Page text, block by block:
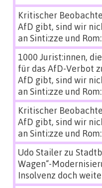
Kritischer
AfD gibt, sind wir
an Sinti:zze und
1000 Jurist:innen,
für das AfD-Verbot
AfD gibt, sind wir
an Sinti:zze und
Kritischer
AfD gibt, sind wir
an Sinti:zze und
Udo Stailerzu
Wagen“-
Insolvenz doch